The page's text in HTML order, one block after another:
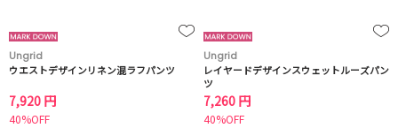
Ungrid
ウエストデザインリネン混ラフパンツ
7,920 円
40%OFF
Ungrid
レイヤードデザインスウェットルーズパン
ツ
7,260 円
40%OFF